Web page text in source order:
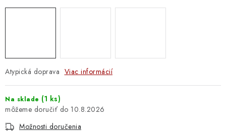
Obchodné podmienky
Ochrana osobných údajov
Moja objednávka
Odstúpenie od zmluvy
Atypická doprava Viac informácií
Na sklade (1 ks)
10.8.2026
Možnosti doručenia